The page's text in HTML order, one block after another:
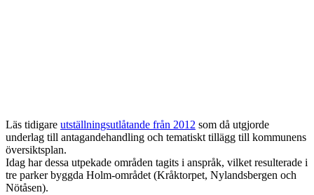
Läs tidigare utställningsutlåtande från 2012 som då utgjorde
underlag till antagandehandling och tematiskt tillägg till kommunens
översiktsplan.
Idag har dessa utpekade områden tagits i anspråk, vilket resulterade i
tre parker byggda Holm-området (Kråktorpet, Nylandsbergen och
Nötåsen).